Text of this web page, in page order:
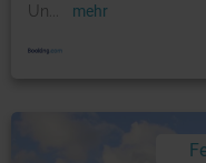
Un
mehr